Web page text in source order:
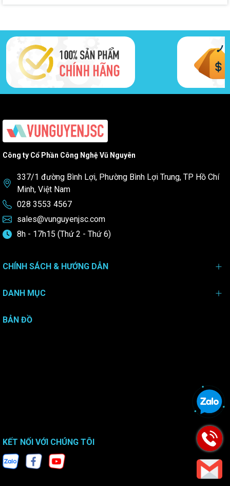
Công ty Cổ Phần Công Nghệ Vũ Nguyên
337/1 đường Bình Lợi, Phường Bình Lợi Trung, TP Hồ Chí
Minh, Việt Nam
028 3553 4567
sales@vunguyenjsc.com
8h - 17h15 (Thứ 2 - Thứ 6)
CHÍNH SÁCH & HƯỚNG DẪN
DANH MỤC
BẢN ĐỒ
KẾT NỐI VỚI CHÚNG TÔI